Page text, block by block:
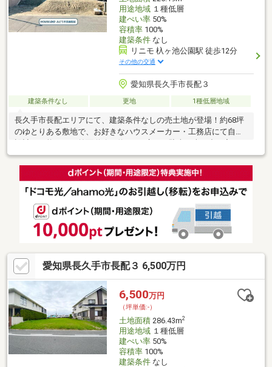
用途地域１種低層
建ぺい率50%
容積率100%
建築条件なし
リニモ 杁ヶ池公園駅 徒歩12分
その他の交通
愛知県長久手市長配３
建築条件なし 更地 1種低層地域
長久手市長配エリアにて、建築条件なしの売土地が登場！約68坪
のゆとりある敷地で、お好きなハウスメーカー・工務店にて自由
スムーズに行えます。南小学校・南中学校が徒歩圏内に揃ってお
り、子育て世帯にも安心の住環境。さらに、リニモ「杁ヶ池公
園」駅まで徒歩12分と通勤・通学にも便利な立地です。周辺には
スーパーや公園など生活利便施設も充実しており、日々の暮らし
備までこだわりたい方にもおすすめの物件です。現地見学やプラ
ンのご相談も随時受付中ですので、お気軽にお問い合わせくださ
愛知県長久手市長配３ 6,500万円
6,500万円
（坪単価:-）
土地面積286.43m2
用途地域１種低層
建ぺい率50%
容積率100%
建築条件なし